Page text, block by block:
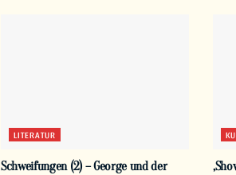
LITERATUR
Schweifungen (2) – George und der